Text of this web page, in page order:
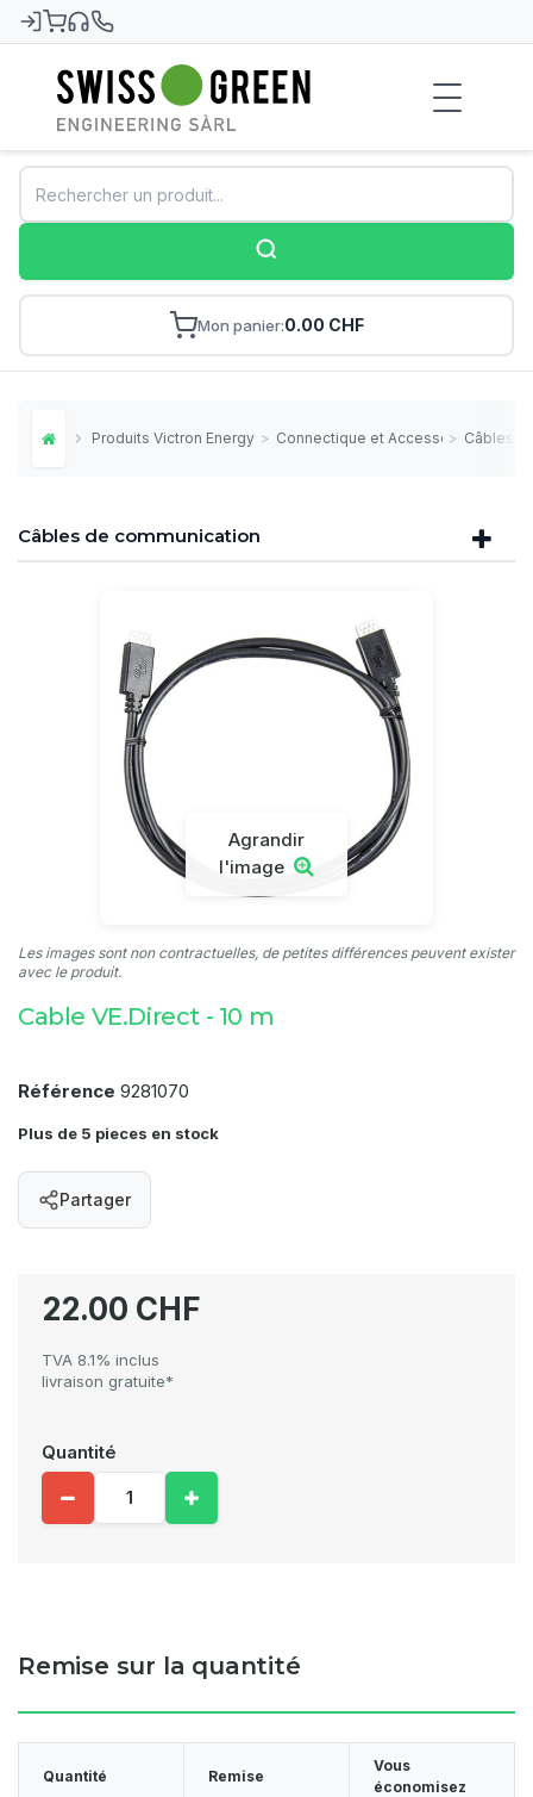
Swiss-Green
Mon panier 0.00 CHF
Home Produits Victron Energy > Connectique et Accessoires
> Câbles
Câbles de communication
Agrandir
l'image
Les images sont non contractuelles, de petites différences peuvent exister
avec le produit.
Cable VE.Direct - 10 m
Référence 9281070
Plus de 5 pieces en stock
Partager
22.00 CHF
TVA 8.1% inclus
livraison gratuite*
Quantité
Remise sur la quantité
Quantité Remise
Vous
économisez